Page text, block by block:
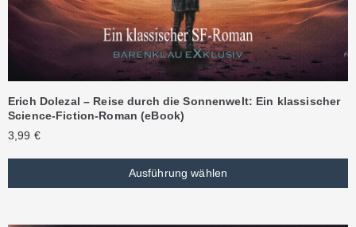
Erich Dolezal – Reise durch die Sonnenwelt: Ein klassischer
Science-Fiction-Roman (eBook)
3,99 €
Ausführung wählen